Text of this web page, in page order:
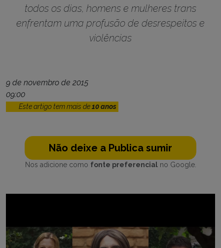
todos os dias, homens e mulheres trans
enfrentam uma profusão de desrespeitos e
violências
9 de novembro de 2015
09:00
Este artigo tem mais de10 anos
Não deixe a Publica sumir
Nos adicione como fonte preferencialno Google.